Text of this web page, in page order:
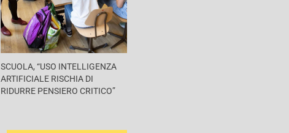
SCUOLA, “USO INTELLIGENZA
ARTIFICIALE RISCHIA DI
RIDURRE PENSIERO CRITICO”